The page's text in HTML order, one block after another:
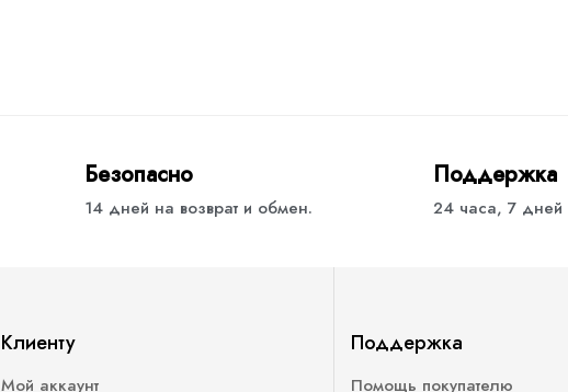
Безопасно
14 дней на возврат и обмен.
Поддержка
24 часа, 7
Клиенту
Мой аккаунт
Поддержка
Помощь покупателю